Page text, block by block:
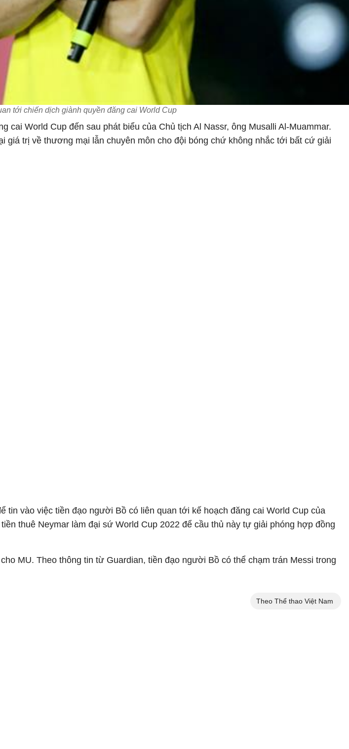
tới chiến dịch giành quyền đăng cai World Cup
cai World Cup đến sau phát biểu của Chủ tịch Al Nassr, ông Musalli Al-Muammar.
trị về thương mại lẫn chuyên môn cho đội bóng chứ không nhắc tới bất cứ giải
vào việc tiền đạo người Bồ có liên quan tới kế hoạch đăng cai World Cup của
thuê Neymar làm đại sứ World Cup 2022 để cầu thủ này tự giải phóng hợp đồng
MU. Theo thông tin từ Guardian, tiền đạo người Bồ có thể chạm trán Messi trong
Theo Thể thao Việt Nam